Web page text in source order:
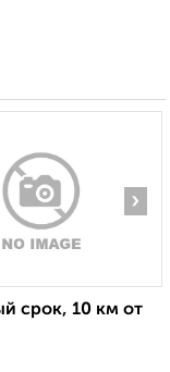
›
срок, 10 км от